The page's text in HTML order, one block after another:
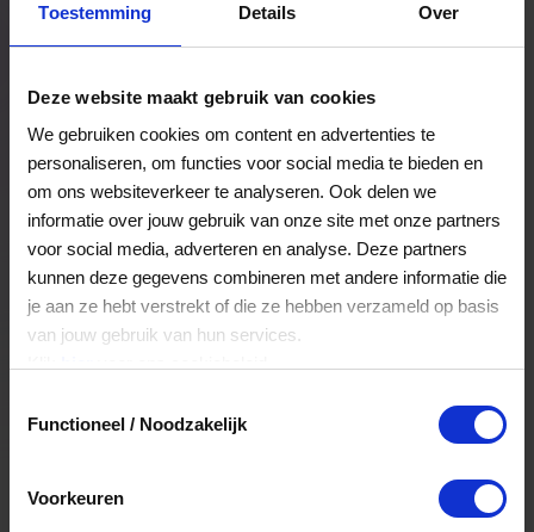
Toestemming Details Over
Deze website maakt gebruik van cookies
We gebruiken cookies om content en advertenties te
personaliseren, om functies voor social media te bieden en
om ons websiteverkeer te analyseren. Ook delen we
informatie over jouw gebruik van onze site met onze partners
voor social media, adverteren en analyse. Deze partners
kunnen deze gegevens combineren met andere informatie die
je aan ze hebt verstrekt of die ze hebben verzameld op basis
van jouw gebruik van hun services.
Functioneel / Noodzakelijk
Voorkeuren
Een bestelling volgen
Nog veel meer...
Maak account aan